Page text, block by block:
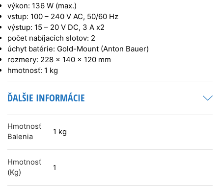
výkon: 136 W (max.)
vstup: 100 – 240 V AC, 50/60 Hz
výstup: 15 – 20 V DC, 3 A x2
počet nabíjacích slotov: 2
úchyt batérie: Gold-Mount (Anton Bauer)
rozmery: 228 x 140 x 120 mm
hmotnosť: 1 kg
ĎALŠIE INFORMÁCIE
Hmotnosť
Balenia
1 kg
Hmotnosť
(kg)
1